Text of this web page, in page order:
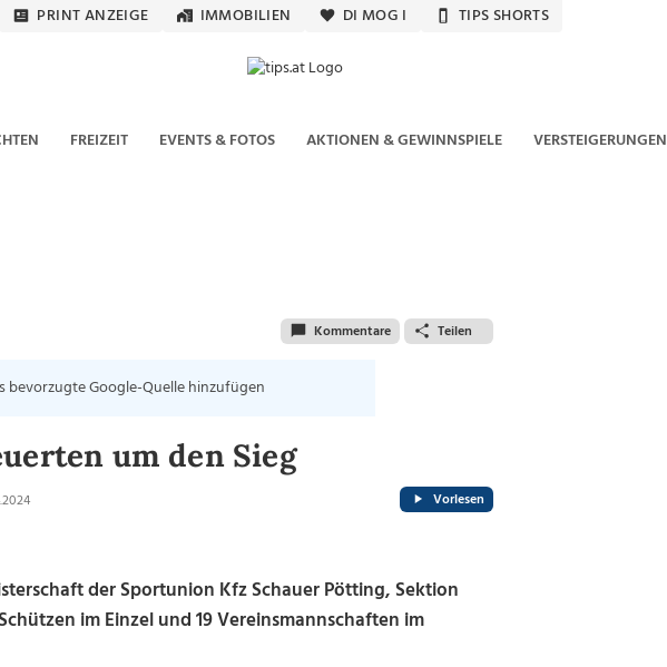
PRINT ANZEIGE IMMOBILIEN DI MOG I TIPS SHORTS
FREIZEIT EVENTS & FOTOS AKTIONEN & GEWINNSPIELE VERSTEIGERUNGEN
Kommentare Teilen
bevorzugte Google-Quelle hinzufügen
um den Sieg
Vorlesen
der Sportunion Kfz Schauer Pötting, Sektion
im Einzel und 19 Vereinsmannschaften im